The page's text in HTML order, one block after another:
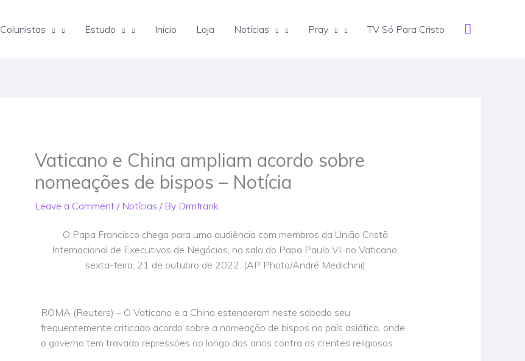
Colunistas Estudo Início Loja Notícias Pray TV Só Para Cristo Search
Vaticano e China ampliam acordo sobre
nomeações de bispos – Notícia
Leave a Comment / Notícias / By Drmfrank
O Papa Francisco chega para uma audiência com membros da União Cristã
Internacional de Executivos de Negócios, na sala do Papa Paulo VI, no Vaticano,
sexta-feira, 21 de outubro de 2022. (AP Photo/André Medichini)
ROMA (Reuters) – O Vaticano e a China estenderam neste sábado seu
frequentemente criticado acordo sobre a nomeação de bispos no país asiático, onde
o governo tem travado repressões ao longo dos anos contra os crentes religiosos.